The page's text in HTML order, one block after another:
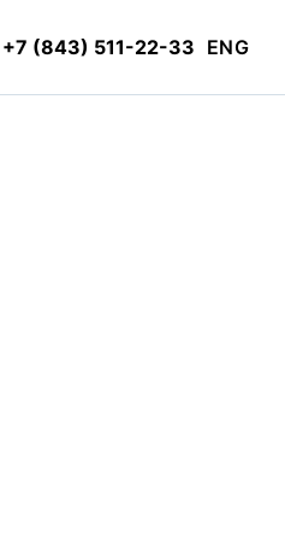
+7 (843) 511-22-33 ENG